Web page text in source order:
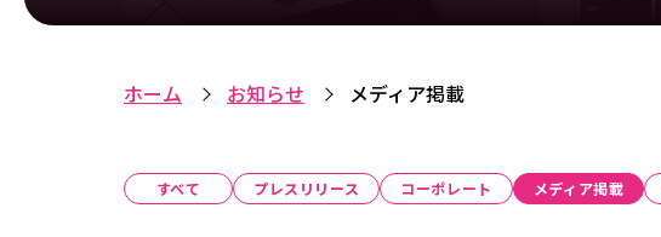
ホーム お知らせ メディア掲載
すべて プレスリリース コーポレート メディア掲載